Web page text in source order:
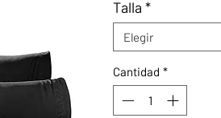
Talla *
Elegir
Cantidad *